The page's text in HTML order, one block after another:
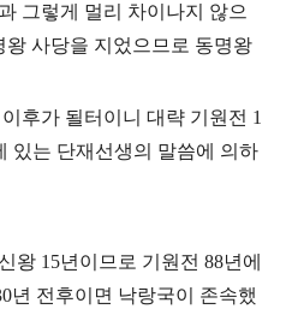
그렇게 멀리 차이나지 않으
사당을 지었으므로 동명왕
후가 될터이니 대략 기원전 1
있는 단재선생의 말씀에 의하
왕 15년이므로 기원전 88년에
년 전후이면 낙랑국이 존속했